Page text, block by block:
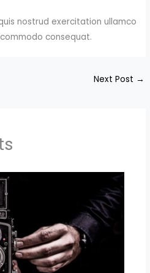
nostrud exercitation ullamco
consequat.
Next Post →